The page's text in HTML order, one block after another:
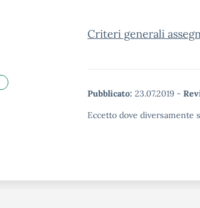
Criteri generali
Pubblicato: 23.07.2019 -
Eccetto dove diversamente